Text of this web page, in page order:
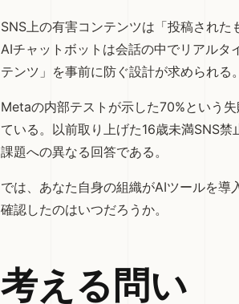
SNS上の有害コンテンツは「投稿された
AIチャットボットは会話の中でリアル
テンツ」を事前に防ぐ設計が求められる。
Metaの内部テストが示した70%という
ている。以前取り上げた16歳未満SNS禁
課題への異なる回答である。
では、あなた自身の組織がAIツールを導
確認したのはいつだろうか。
考える問い